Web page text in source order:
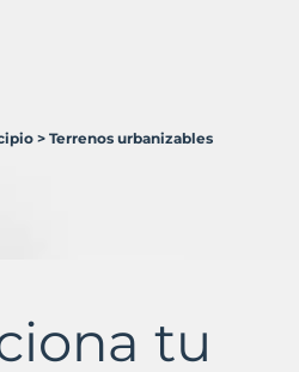
> Terrenos urbanizables
tu